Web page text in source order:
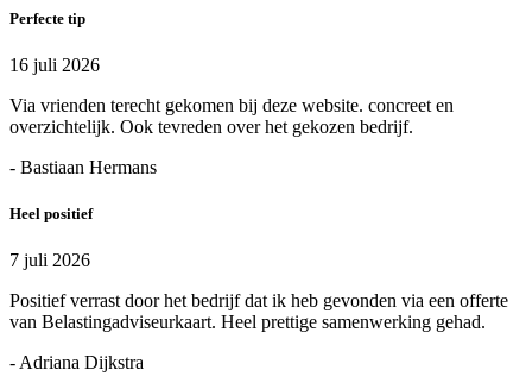
Perfecte tip
16 juli 2026
Via vrienden terecht gekomen bij deze website. concreet en
overzichtelijk. Ook tevreden over het gekozen bedrijf.
- Bastiaan Hermans
Heel positief
7 juli 2026
Positief verrast door het bedrijf dat ik heb gevonden via een offerte
van Belastingadviseurkaart. Heel prettige samenwerking gehad.
- Adriana Dijkstra